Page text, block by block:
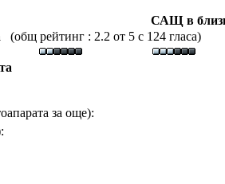
САЩ в
(общ рейтинг : 2.2 от 5 с 124 гласа)
за още):